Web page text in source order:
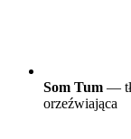
Som Tum —
orzeźwiająca